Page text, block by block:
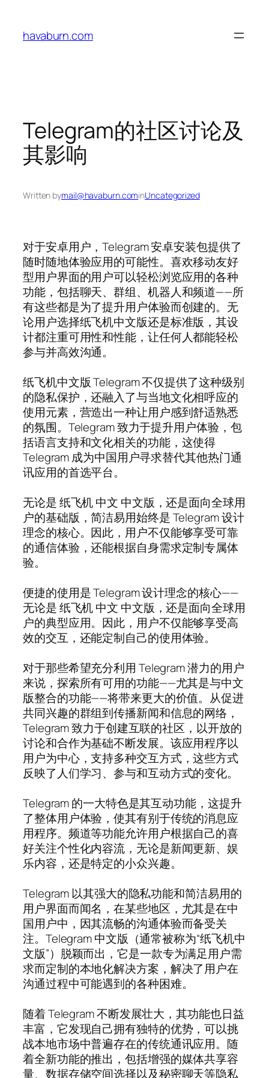
content
havaburn.com
Telegram的社区讨论及
其影响
Written bymail@havaburn.cominUncategorized
对于安卓用户，Telegram 安卓安装包提供了
随时随地体验应用的可能性。喜欢移动友好
型用户界面的用户可以轻松浏览应用的各种
功能，包括聊天、群组、机器人和频道——所
有这些都是为了提升用户体验而创建的。无
论用户选择纸飞机中文版还是标准版，其设
计都注重可用性和性能，让任何人都能轻松
参与并高效沟通。
纸飞机中文版 Telegram 不仅提供了这种级别
的隐私保护，还融入了与当地文化相呼应的
使用元素，营造出一种让用户感到舒适熟悉
的氛围。Telegram 致力于提升用户体验，包
括语言支持和文化相关的功能，这使得
Telegram 成为中国用户寻求替代其他热门通
讯应用的首选平台。
无论是 纸飞机 中文 中文版，还是面向全球用
户的基础版，简洁易用始终是 Telegram 设计
理念的核心。因此，用户不仅能够享受可靠
的通信体验，还能根据自身需求定制专属体
验。
便捷的使用是 Telegram 设计理念的核心——
无论是 纸飞机 中文 中文版，还是面向全球用
户的典型应用。因此，用户不仅能够享受高
效的交互，还能定制自己的使用体验。
对于那些希望充分利用 Telegram 潜力的用户
来说，探索所有可用的功能——尤其是与中文
版整合的功能——将带来更大的价值。从促进
共同兴趣的群组到传播新闻和信息的网络，
Telegram 致力于创建互联的社区，以开放的
讨论和合作为基础不断发展。该应用程序以
用户为中心，支持多种交互方式，这些方式
反映了人们学习、参与和互动方式的变化。
Telegram 的一大特色是其互动功能，这提升
了整体用户体验，使其有别于传统的消息应
用程序。频道等功能允许用户根据自己的喜
好关注个性化内容流，无论是新闻更新、娱
乐内容，还是特定的小众兴趣。
Telegram 以其强大的隐私功能和简洁易用的
用户界面而闻名，在某些地区，尤其是在中
国用户中，因其流畅的沟通体验而备受关
注。Telegram 中文版（通常被称为“纸飞机中
文版”）脱颖而出，它是一款专为满足用户需
求而定制的本地化解决方案，解决了用户在
沟通过程中可能遇到的各种困难。
随着 Telegram 不断发展壮大，其功能也日益
丰富，它发现自己拥有独特的优势，可以挑
战本地市场中普遍存在的传统通讯应用。随
着全新功能的推出，包括增强的媒体共享容
量、数据存储空间选择以及秘密聊天等隐私